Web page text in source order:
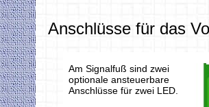
Anschlüsse für das
Am Signalfuß sind zwei
optionale ansteuerbare
Anschlüsse für zwei LED.